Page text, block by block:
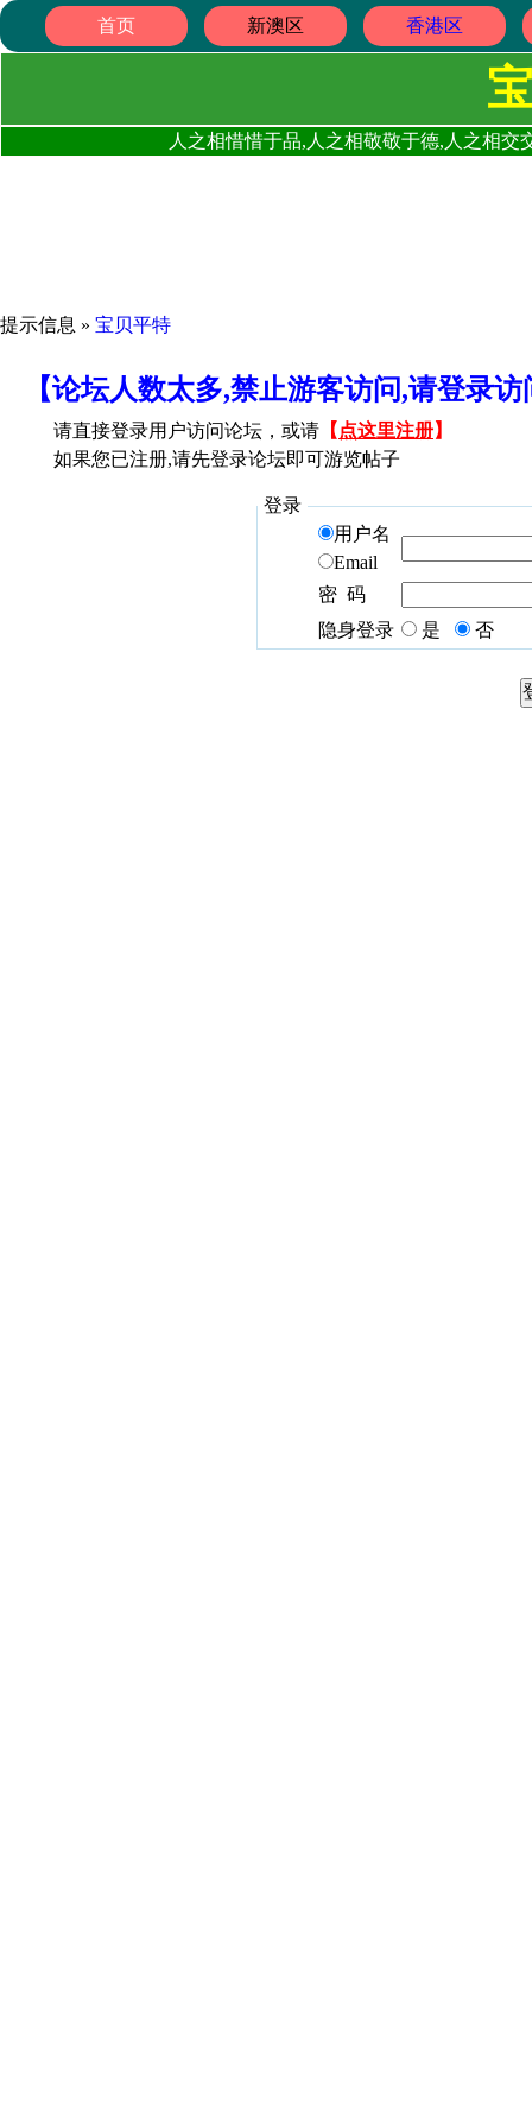
首页 新澳区 香港区
人之相惜惜于品,人之相敬敬于德,人之相
提示信息 » 宝贝平特
【论坛人数太多,禁止游客访问,请登录
请直接登录用户访问论坛，或请 【 点这里注册】
如果您已注册,请先登录论坛即可游览帖子
登录
用户名
Email
密 码
隐身登录
是 否